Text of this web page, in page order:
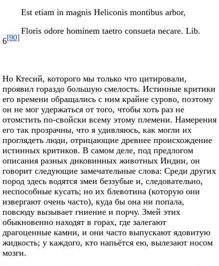
Est etiam in magnis Heliconis montibus arbor,
Floris odore hominem taetro consueta necare. Lib.
6[90]
Но Ктесий, которого мы только что цитировали,
проявил гораздо большую смелость. Истинные критики
его времени обращались с ним крайне сурово, поэтому
он не мог удержаться от того, чтобы хоть раз не
отомстить по-свойски всему этому племени. Намерения
его так прозрачны, что я удивляюсь, как могли их
проглядеть люди, отрицающие древнее происхождение
истинных критиков. В самом деле, под предлогом
описания разных диковинных животных Индии, он
говорит следующие замечательные слова: Среди других
пород здесь водятся змеи беззубые и, следовательно,
неспособные кусать; но их блевотина (которую они
извергают очень часто), куда бы она ни попала,
повсюду вызывает гниение и порчу. Змей этих
обыкновенно находят в горах, где залегают
драгоценные камни, и они часто выпускают ядовитую
жидкость; у каждого, кто напьётся ею, вылезают носом
мозги.